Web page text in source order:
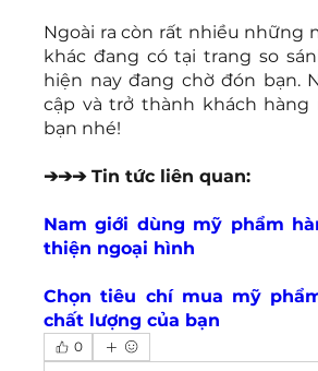
Ngoài ra còn rất nhiều những
khác đang có tại trang so
hiện nay đang chờ đón bạn.
cập và trở thành khách hàng
bạn nhé!
➔➔➔ Tin tức liên quan:
Nam giới dùng mỹ phẩm
thiện ngoại hình
Chọn tiêu chí mua mỹ
chất lượng của bạn
0